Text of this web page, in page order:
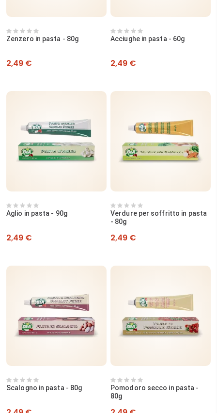
Zenzero in pasta - 80g
Prezzo
2,49 €
Acciughe in pasta - 60g
Prezzo
2,49 €
Aglio in pasta - 90g
Prezzo
2,49 €
Verdure per soffritto in pasta
- 80g
Prezzo
2,49 €
Scalogno in pasta - 80g
Prezzo
Pomodoro secco in pasta -
80g
Prezzo